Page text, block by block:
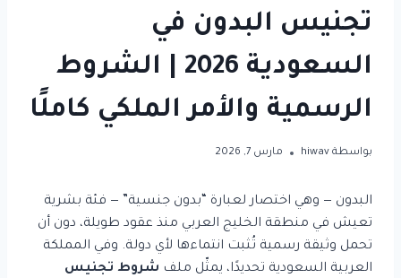
تجنيس البدون في
السعودية 2026 | الشروط
الرسمية والأمر الملكي كاملًا
بواسطة hiwav مارس 7, 2026
البدون — وهي اختصار لعبارة “بدون جنسية” — فئة بشرية
تعيش في منطقة الخليج العربي منذ عقود طويلة، دون أن
تحمل وثيقة رسمية تُثبت انتماءها لأي دولة. وفي المملكة
العربية السعودية تحديدًا، يمثّل ملف شروط تجنيس